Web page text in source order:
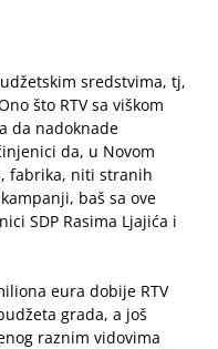
sredstvima, tj,
što RTV sa viškom
da nadoknade
da, u Novom
fabrika, niti stranih
baš sa ove
SDP Rasima Ljajića i
eura dobije RTV
grada, a još
raznim vidovima